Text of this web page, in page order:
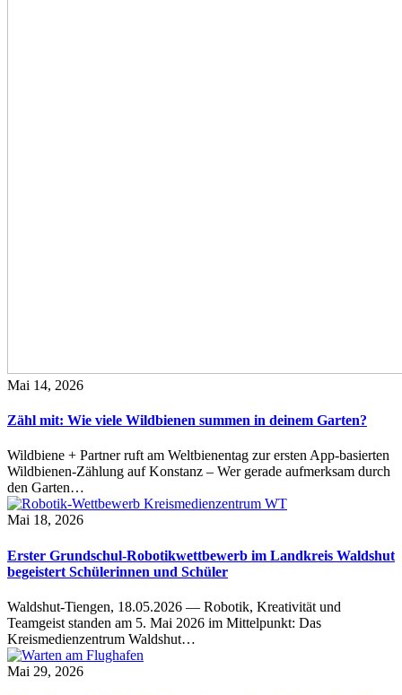
Mai 14, 2026
Zähl mit: Wie viele Wildbienen summen in deinem Garten?
Wildbiene + Partner ruft am Weltbienentag zur ersten App-basierten
Wildbienen-Zählung auf Konstanz – Wer gerade aufmerksam durch
den Garten…
Mai 18, 2026
Erster Grundschul-Robotikwettbewerb im Landkreis Waldshut
begeistert Schülerinnen und Schüler
Waldshut-Tiengen, 18.05.2026 — Robotik, Kreativität und
Teamgeist standen am 5. Mai 2026 im Mittelpunkt: Das
Kreismedienzentrum Waldshut…
Mai 29, 2026